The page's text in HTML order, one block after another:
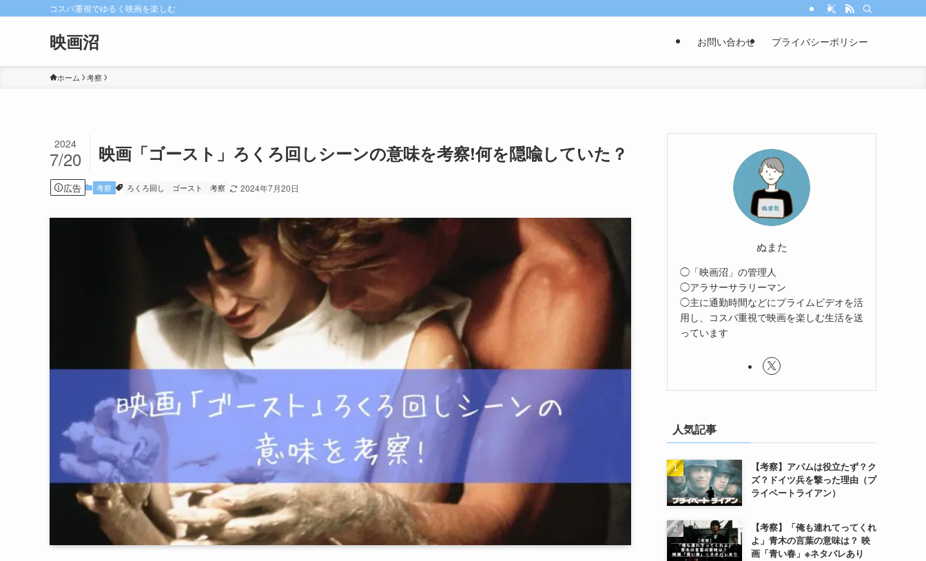
コスパ重視でゆるく映画を楽しむ
映画沼 お問い合わせ プライバシーポリシー
ホーム 考察
映画「ゴースト」ろくろ回しシーンの意味を考察!何を隠喩していた？
2024
7/20
広告 考察 ろくろ回し ゴースト 考察 2024年7月20日
ぬまた
◯「映画沼」の管理人
◯アラサーサラリーマン
◯主に通勤時間などにプライムビデオを活
用し、コスパ重視で映画を楽しむ生活を送
っています
人気記事
【考察】アパムは役立たず？ク
ズ？ドイツ兵を撃った理由（プ
ライベートライアン）
【考察】「俺も連れてってくれ
よ」青木の言葉の意味は？ 映
画「青い春」※ネタバレあり